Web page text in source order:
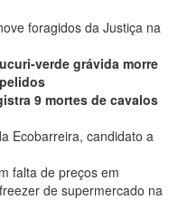
foragidos da Justiça na
verde grávida morre
9 mortes de cavalos
Ecobarreira, candidato a
falta de preços em
de supermercado na